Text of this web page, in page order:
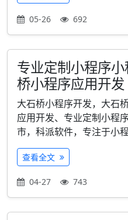
05-26 692
专业定制小程序
桥小程序应用开发
大石桥小程序开发，大石
应用开发、专业定制小程
市，科派软件，专注于小
查看全文
04-27 743